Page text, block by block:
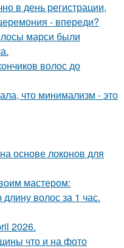
в день регистрации,
- впереди?
марси были
волос до
что минимализм - это
основе локонов для
мастером:
волос за 1 час.
2026.
что и на фото